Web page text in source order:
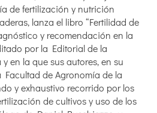
de fertilización y nutrición
lanza el libro “Fertilidad de
y recomendación en la
por la Editorial de la
en la que sus autores, en su
Facultad de Agronomía de la
y exhaustivo recorrido por los
de cultivos y uso de los